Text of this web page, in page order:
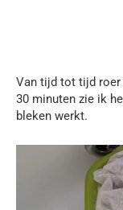
Van tijd tot tijd roer
30 minuten zie ik
bleken werkt.